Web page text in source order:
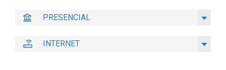
PRESENCIAL
INTERNET